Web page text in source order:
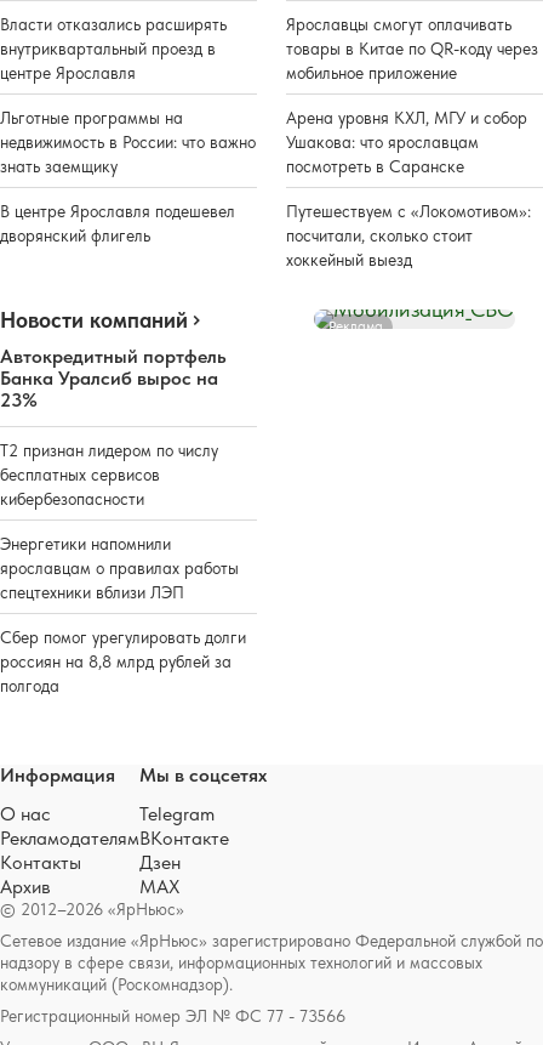
Власти отказались расширять
внутриквартальный проезд в
центре Ярославля
Льготные программы на
недвижимость в России: что важно
знать заемщику
В центре Ярославля подешевел
дворянский флигель
Ярославцы смогут оплачивать
товары в Китае по QR-коду через
мобильное приложение
Арена уровня КХЛ, МГУ и собор
Ушакова: что ярославцам
посмотреть в Саранске
Путешествуем с «Локомотивом»:
посчитали, сколько стоит
хоккейный выезд
Новости компаний
Автокредитный портфель
Банка Уралсиб вырос на
23%
Т2 признан лидером по числу
бесплатных сервисов
кибербезопасности
Энергетики напомнили
ярославцам о правилах работы
спецтехники вблизи ЛЭП
Сбер помог урегулировать долги
россиян на 8,8 млрд рублей за
полгода
Реклама
© 2012–2026 «ЯрНьюс»
Сетевое издание «ЯрНьюс» зарегистрировано Федеральной службой по
надзору в сфере связи, информационных технологий и массовых
коммуникаций (Роскомнадзор).
Регистрационный номер ЭЛ № ФС 77 - 73566
Информация
О нас
Рекламодателям
Контакты
Архив
Мы в соцсетях
Telegram
ВКонтакте
Дзен
MAX